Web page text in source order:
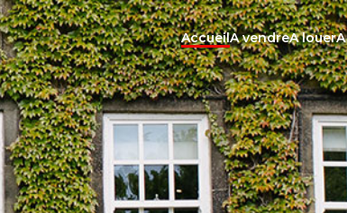
AccueilA vendreA louer